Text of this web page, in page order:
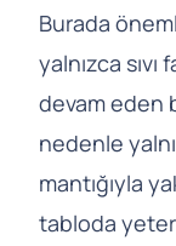
Burada
yalnızca
devam eden
nedenle
mantığıyla
tabloda